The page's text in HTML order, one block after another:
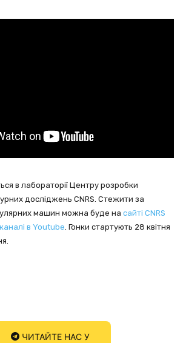
в лабораторії Центру розробки
досліджень CNRS. Стежити за
машин можна буде на сайті CNRS
каналі в Youtube . Гонки стартують 28 квітня
ЧИТАЙТЕ НАС У